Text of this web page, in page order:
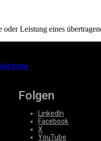
Leistung eines
Folgen
LinkedIn
Facebook
X
YouTube